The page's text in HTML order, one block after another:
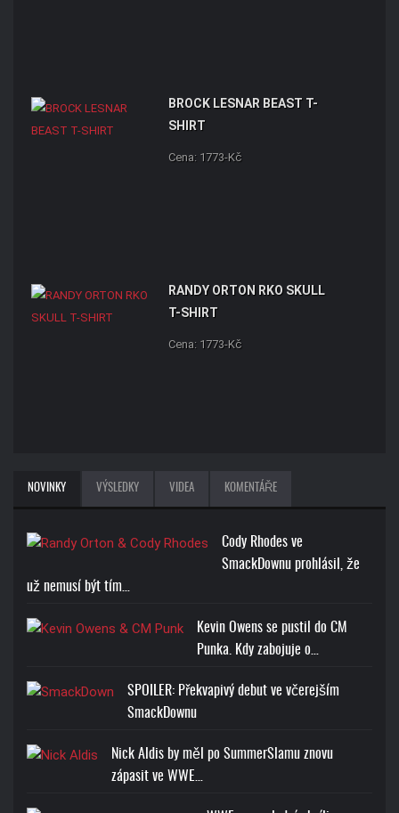
BROCK LESNAR BEAST T-
SHIRT
Cena: 1773-Kč
RANDY ORTON RKO SKULL
T-SHIRT
Cena: 1773-Kč
NOVINKY VÝSLEDKY VIDEA KOMENTÁŘE
Cody Rhodes ve
SmackDownu prohlásil, že
už nemusí být tím…
Kevin Owens se pustil do CM
Punka. Kdy zabojuje o…
SPOILER: Překvapivý debut ve včerejším
SmackDownu
Nick Aldis by měl po SummerSlamu znovu
zápasit ve WWE…